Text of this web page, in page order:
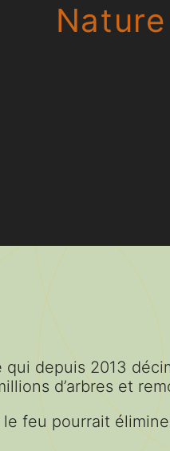
depuis 2013
d’arbres et
feu pourrait